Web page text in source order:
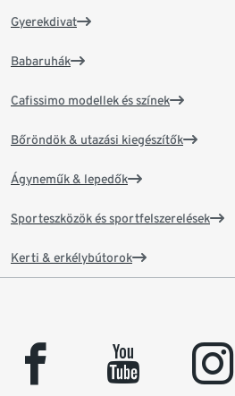
Gyerekdivat
Babaruhák
Cafissimo modellek és színek
Bőröndök & utazási kiegészítők
Ágyneműk & lepedők
Sporteszközök és sportfelszerelések
Kerti & erkélybútorok
facebook youtube instagram